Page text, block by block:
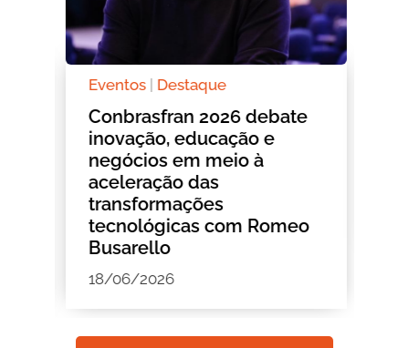
Eventos| Destaque
Conbrasfran 2026 debate
inovação, educação e
negócios em meio à
aceleração das
transformações
tecnológicas com Romeo
Busarello
18/06/2026